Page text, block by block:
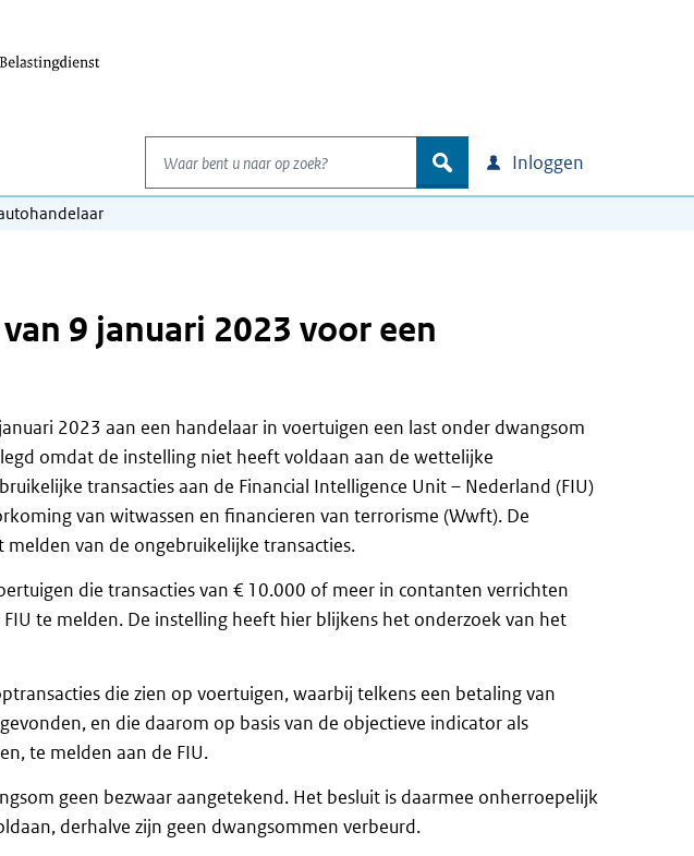
Waar bent u naar op zoek?
zoek Inloggen
9 januari 2023 voor een
2023 aan een handelaar in voertuigen een last onder dwangsom
omdat de instelling niet heeft voldaan aan de wettelijke
transacties aan de Financial Intelligence Unit – Nederland (FIU)
van witwassen en financieren van terrorisme (Wwft). De
van de ongebruikelijke transacties.
die transacties van € 10.000 of meer in contanten verrichten
te melden. De instelling heeft hier blijkens het onderzoek van het
die zien op voertuigen, waarbij telkens een betaling van
en die daarom op basis van de objectieve indicator als
te melden aan de FIU.
geen bezwaar aangetekend. Het besluit is daarmee onherroepelijk
derhalve zijn geen dwangsommen verbeurd.